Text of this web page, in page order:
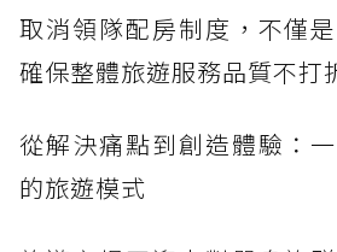
取消領隊配房制度，不僅
確保整體旅遊服務品質不打
從解決痛點到創造體驗：
的旅遊模式